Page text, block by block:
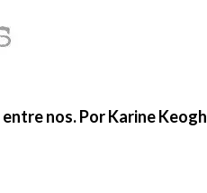
nos. Por Karine Keogh